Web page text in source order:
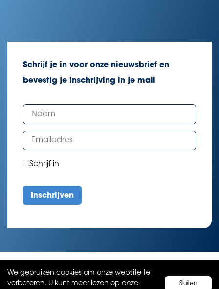
Schrijf je in voor onze nieuwsbrief en
bevestig je inschrijving in je mail
Schrijf in
We gebruiken cookies om onze website te
verbeteren. U kunt meer lezen op deze Sluiten